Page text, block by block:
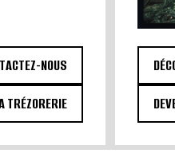
NOUS
TRÉZORERIE